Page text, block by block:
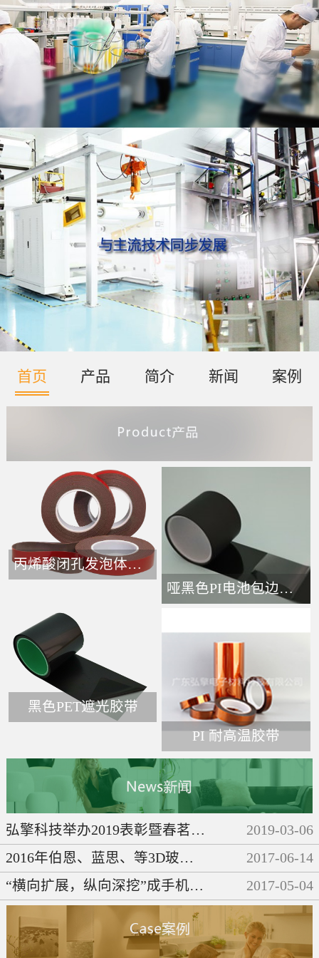
首页 产品 简介 新闻 案例
丙烯酸闭孔发泡体胶带-
哑黑色PI电池包边接头胶带
黑色PET遮光胶带
PI 耐高温胶带
弘擎科技举办2019表彰暨春茗晚会 2019-03-06
2016年伯恩、蓝思、等3D玻璃企业们都做了些啥呢？
2017-06-14
“横向扩展，纵向深挖”成手机产业链发展必然趋势
2017-05-04